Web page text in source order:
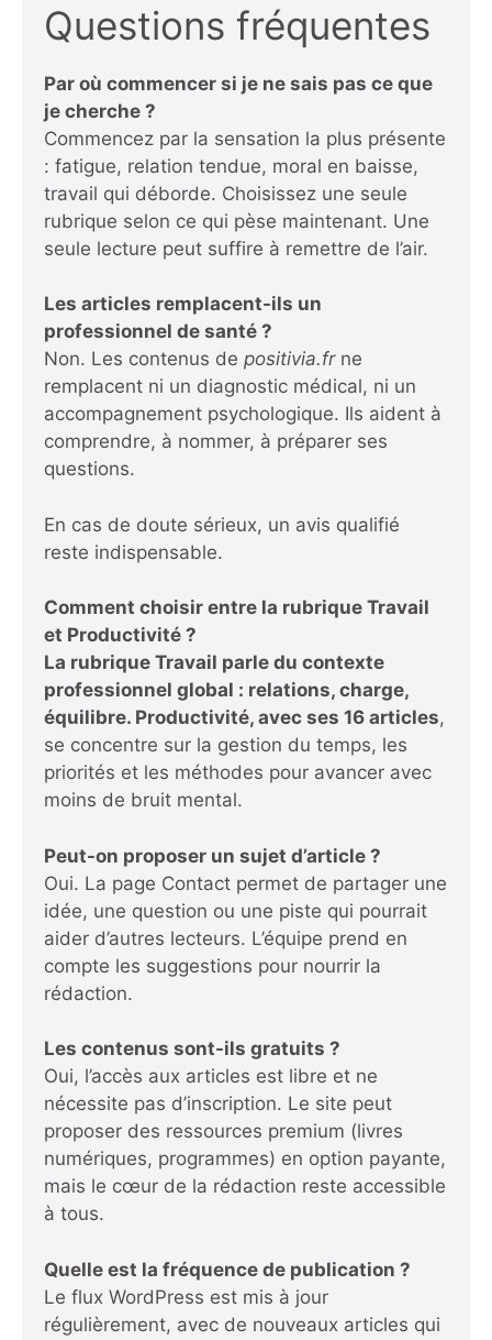
Questions fréquentes
Par où commencer si je ne sais pas ce que
je cherche ?
Commencez par la sensation la plus présente
: fatigue, relation tendue, moral en baisse,
travail qui déborde. Choisissez une seule
rubrique selon ce qui pèse maintenant. Une
seule lecture peut suffire à remettre de l’air.
Les articles remplacent-ils un
professionnel de santé ?
Non. Les contenus de positivia.frne
remplacent ni un diagnostic médical, ni un
accompagnement psychologique. Ils aident à
comprendre, à nommer, à préparer ses
questions.
En cas de doute sérieux, un avis qualifié
reste indispensable.
Comment choisir entre la rubrique Travail
et Productivité ?
La rubrique Travail parle du contexte
professionnel global : relations, charge,
équilibre. Productivité, avec ses 16 articles,
se concentre sur la gestion du temps, les
priorités et les méthodes pour avancer avec
moins de bruit mental.
Peut-on proposer un sujet d’article ?
Oui. La page Contact permet de partager une
idée, une question ou une piste qui pourrait
aider d’autres lecteurs. L’équipe prend en
compte les suggestions pour nourrir la
rédaction.
Les contenus sont-ils gratuits ?
Oui, l’accès aux articles est libre et ne
nécessite pas d’inscription. Le site peut
proposer des ressources premium (livres
numériques, programmes) en option payante,
mais le cœur de la rédaction reste accessible
à tous.
Quelle est la fréquence de publication ?
Le flux WordPress est mis à jour
régulièrement, avec de nouveaux articles qui